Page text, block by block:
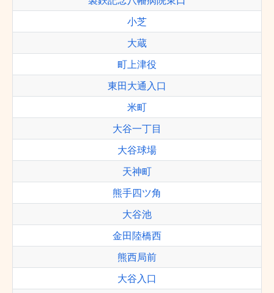
小芝
大蔵
町上津役
東田大通入口
米町
大谷一丁目
大谷球場
天神町
熊手四ツ角
大谷池
金田陸橋西
熊西局前
大谷入口